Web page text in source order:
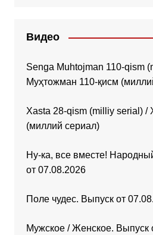
Видео
Senga Muhtojman 110-qism
Муҳтожман 110-қисм
Xasta 28-qism (milliy serial) /
(миллий сериал)
Ну-ка, все вместе!
от 07.08.2026
Поле чудес. Выпуск от
Мужское / Женское. Выпуск